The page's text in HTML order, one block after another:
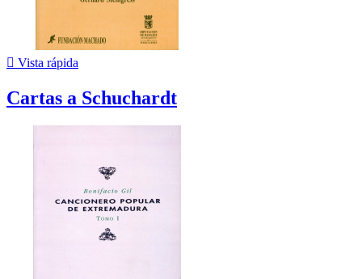
 Vista rápida
Cartas a Schuchardt